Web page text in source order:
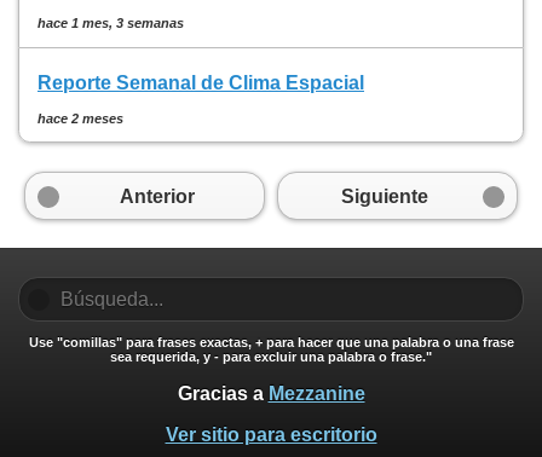
hace 1 mes, 3 semanas
Reporte Semanal de Clima Espacial
hace 2 meses
Anterior Siguiente
Use "comillas" para frases exactas, + para hacer que una palabra o una frase
sea requerida, y - para excluir una palabra o frase."
Gracias a Mezzanine
Ver sitio para escritorio